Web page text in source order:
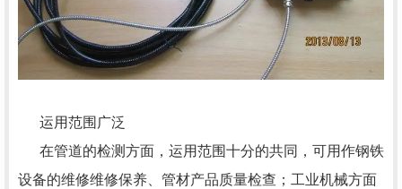
运用范围广泛
在管道的检测方面，运用范围十分的共同，可用作钢铁
设备的维修维修保养、管材产品质量检查；工业机械方面